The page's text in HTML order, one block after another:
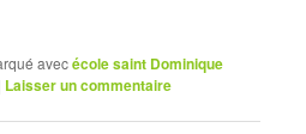
avecécole saint Dominique
Laisser un commentaire